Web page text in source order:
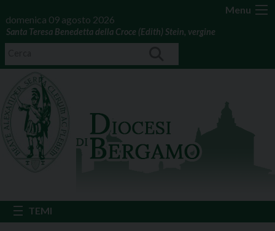
Menu
domenica 09 agosto 2026
Santa Teresa Benedetta della Croce (Edith) Stein, vergine